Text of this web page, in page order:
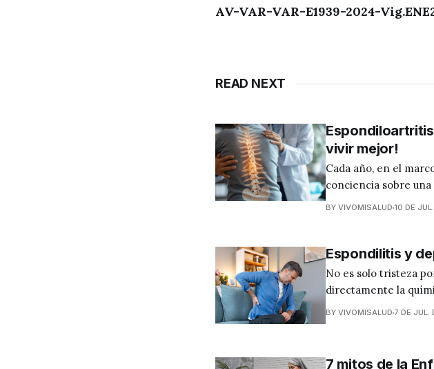
AV-VAR-VAR-E1939-2024-
READ NEXT
vivir mejor!
Cada año, en el
conciencia sobre
durante años: la espondiloartritis axial.
BY VIVOMISALUD 10 DE
Espondilitis y
No es solo tristeza
directamente la
espondilitis y en
BY VIVOMISALUD 7 DE JUL.
7 mitos de la